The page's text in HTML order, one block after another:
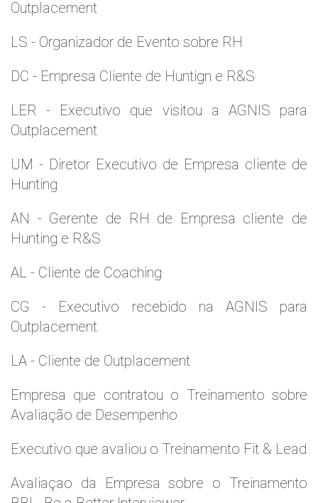
Outplacement
LS - Organizador de Evento sobre RH
DC - Empresa Cliente de Huntign e R&S
LER - Executivo que visitou a AGNIS para
Outplacement
UM - Diretor Executivo de Empresa cliente de
Hunting
AN - Gerente de RH de Empresa cliente de
Hunting e R&S
AL - Cliente de Coaching
CG - Executivo recebido na AGNIS para
Outplacement
LA - Cliente de Outplacement
Empresa que contratou o Treinamento sobre
Avaliação de Desempenho
Executivo que avaliou o Treinamento Fit & Lead
Avaliaçao da Empresa sobre o Treinamento